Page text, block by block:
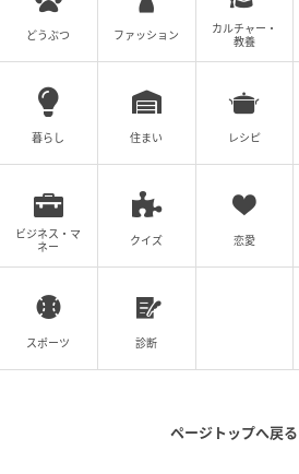
どうぶつ ファッション
カルチャー・
教養
暮らし 住まい レシピ
ビジネス・マ
ネー
クイズ 恋愛
スポーツ 診断
ページトップへ戻る